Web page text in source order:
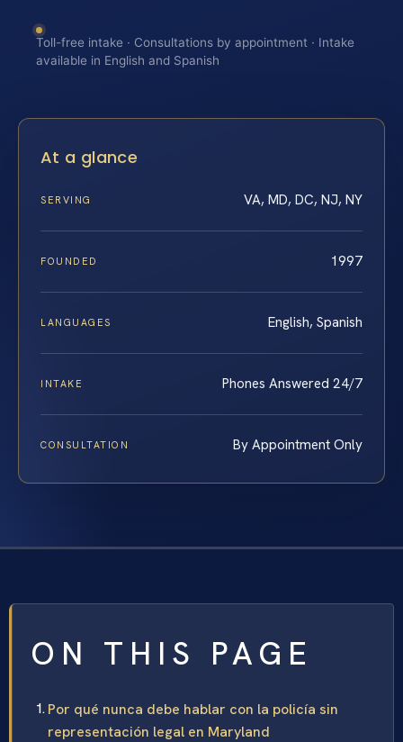
Toll-free intake · Consultations by appointment · Intake
available in English and Spanish
At a glance
SERVING VA, MD, DC, NJ, NY
FOUNDED 1997
LANGUAGES English, Spanish
INTAKE Phones Answered 24/7
CONSULTATION By Appointment Only
ON THIS PAGE
Por qué nunca debe hablar con la policía sin
representación legal en Maryland